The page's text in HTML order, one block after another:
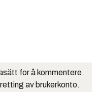
for å kommentere.
av brukerkonto.